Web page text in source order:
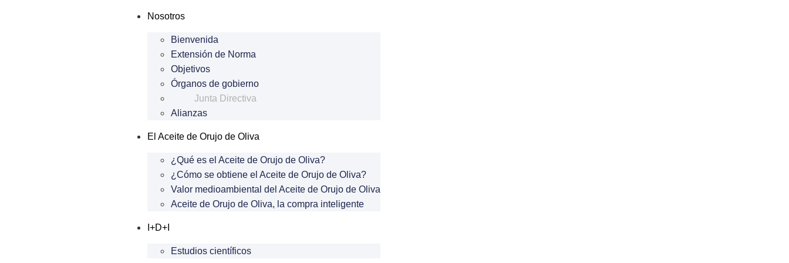
Nosotros
Bienvenida
Extensión de Norma
Objetivos
Órganos de gobierno
Junta Directiva
Alianzas
El Aceite de Orujo de Oliva
¿Qué es el Aceite de Orujo de Oliva?
¿Cómo se obtiene el Aceite de Orujo de Oliva?
Valor medioambiental del Aceite de Orujo de Oliva
Aceite de Orujo de Oliva, la compra inteligente
I+D+I
Estudios científicos